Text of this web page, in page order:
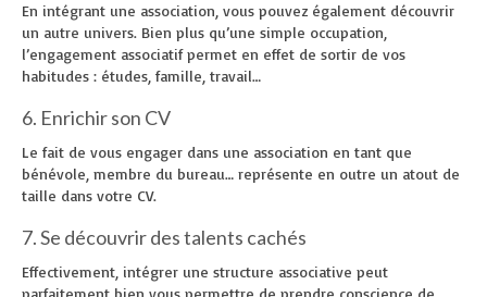
En intégrant une association, vous pouvez également découvrir
un autre univers. Bien plus qu’une simple occupation,
l’engagement associatif permet en effet de sortir de vos
habitudes : études, famille, travail…
6. Enrichir son CV
Le fait de vous engager dans une association en tant que
bénévole, membre du bureau… représente en outre un atout de
taille dans votre CV.
7. Se découvrir des talents cachés
Effectivement, intégrer une structure associative peut